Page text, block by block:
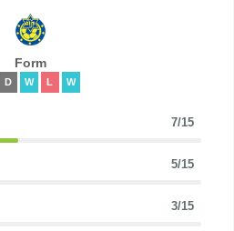
Form
D W L W
7/15
5/15
3/15